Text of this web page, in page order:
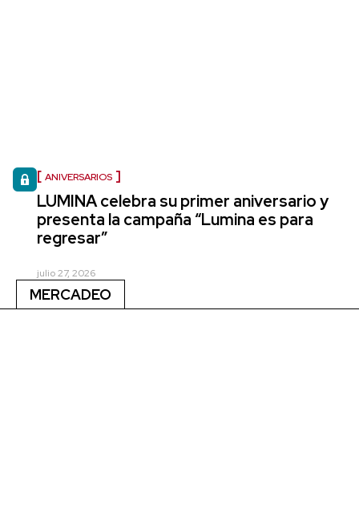
ANIVERSARIOS
LUMINA celebra su primer aniversario y
presenta la campaña “Lumina es para
regresar”
julio 27, 2026
MERCADEO